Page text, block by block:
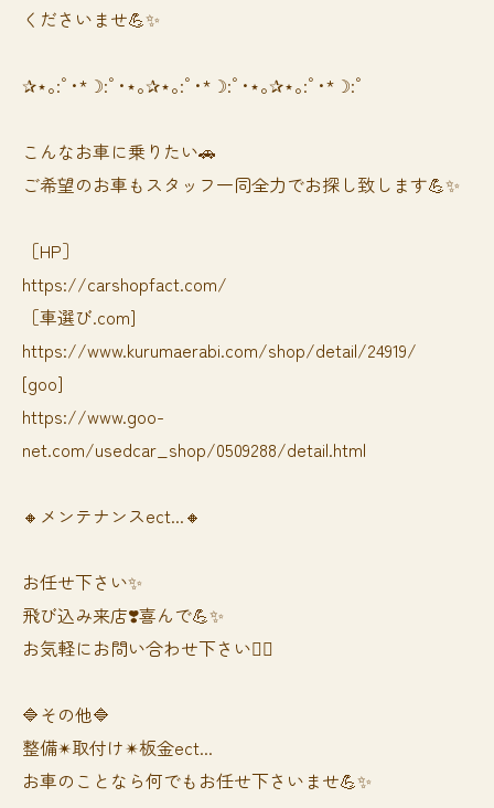
くださいませ💪✨
✰⋆｡:ﾟ･*☽:ﾟ･⋆｡✰⋆｡:ﾟ･*☽:ﾟ･⋆｡✰⋆｡:ﾟ･*☽:ﾟ
⁡⁡⁡こんなお車に乗りたい🚗
ご希望のお車もスタッフ一同全力でお探し致します💪✨
［HP］
https://carshopfact.com/
［車選び.com]
https://www.kurumaerabi.com/shop/detail/24919/
[goo]
https://www.goo-
net.com/usedcar_shop/0509288/detail.html
🔸メンテナンスect...🔸
お任せ下さい✨
飛び込み来店❣️喜んで💪✨
お気軽にお問い合わせ下さい🙆‍♀️
🔷その他🔷
整備✴︎取付け✴︎板金ect...
お車のことなら何でもお任せ下さいませ💪✨